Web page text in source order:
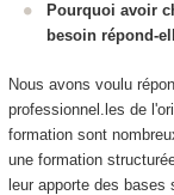
Pourquoi avoir
besoin répond-
Nous avons voulu
professionnel.les de
formation sont
une formation
leur apporte des bases